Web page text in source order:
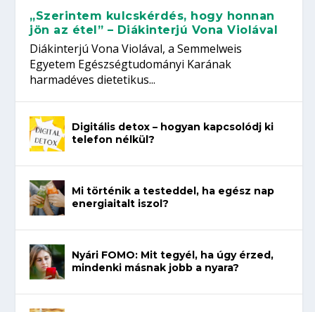
„Szerintem kulcskérdés, hogy honnan
jön az étel” – Diákinterjú Vona Violával
Diákinterjú Vona Violával, a Semmelweis
Egyetem Egészségtudományi Karának
harmadéves dietetikus...
Digitális detox – hogyan kapcsolódj ki
telefon nélkül?
Mi történik a testeddel, ha egész nap
energiaitalt iszol?
Nyári FOMO: Mit tegyél, ha úgy érzed,
mindenki másnak jobb a nyara?